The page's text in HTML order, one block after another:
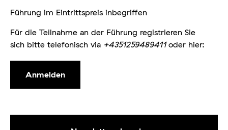
Führung im Eintrittspreis inbegriffen
Für die Teilnahme an der Führung registrieren Sie
sich bitte telefonisch via +4351259489411oder hier:
Anmelden